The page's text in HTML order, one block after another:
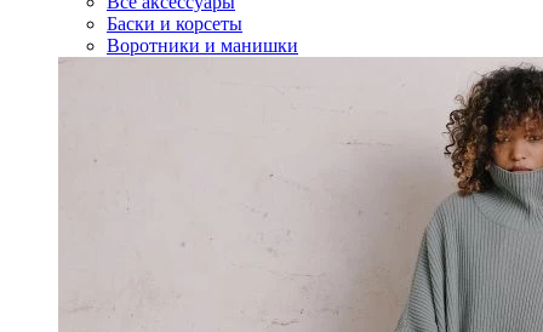
Баски и корсеты
Воротники и манишки